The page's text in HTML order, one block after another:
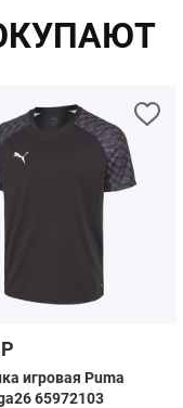
игровая Puma
65972103